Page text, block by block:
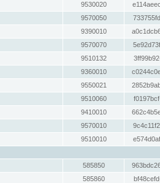
9530020
9570050
9390010
9570070
9510132
9360010
9550021
9510060
9410010
9570010
9510010
585850
585860